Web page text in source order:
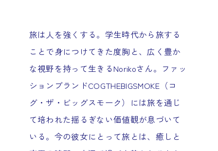
旅は人を強くする。学生時代から旅する
ことで身につけてきた度胸と、広く豊か
な視野を持って生きるNorikoさん。ファッ
ションブランドCOGTHEBIGSMOKE（コ
グ・ザ・ビッグスモーク）には旅を通じ
て培われた揺るぎない価値観が息づいて
いる。今の彼女にとって旅とは、癒しと